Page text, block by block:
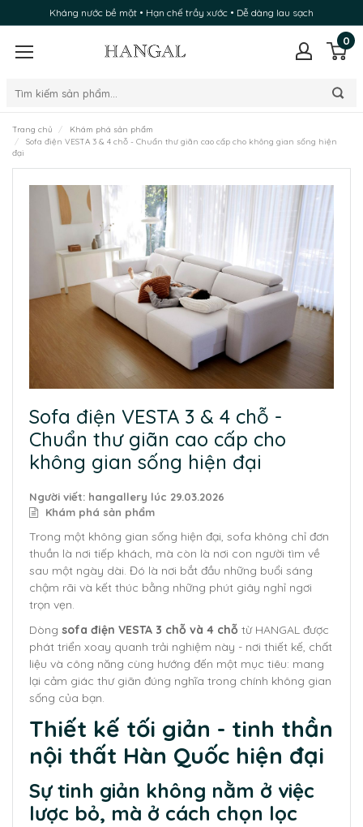
Kháng nước bề mặt • Hạn chế trầy xước • Dễ dàng lau sạch
0
Trang chủ
Khám phá sản phẩm
Sofa điện VESTA 3 & 4 chỗ - Chuẩn thư giãn cao cấp cho không gian sống hiện
đại
Sofa điện VESTA 3 & 4 chỗ -
Chuẩn thư giãn cao cấp cho
không gian sống hiện đại
Người viết: hangallery lúc 29.03.2026
Khám phá sản phẩm
Trong một không gian sống hiện đại, sofa không chỉ đơn
thuần là nơi tiếp khách, mà còn là nơi con người tìm về
sau một ngày dài. Đó là nơi bắt đầu những buổi sáng
chậm rãi và kết thúc bằng những phút giây nghỉ ngơi
trọn vẹn.
Dòng sofa điện VESTA 3 chỗ và 4 chỗ từ HANGAL được
phát triển xoay quanh trải nghiệm này - nơi thiết kế, chất
liệu và công năng cùng hướng đến một mục tiêu: mang
lại cảm giác thư giãn đúng nghĩa trong chính không gian
sống của bạn.
Thiết kế tối giản - tinh thần
nội thất Hàn Quốc hiện đại
Sự tinh giản không nằm ở việc
lược bỏ, mà ở cách chọn lọc